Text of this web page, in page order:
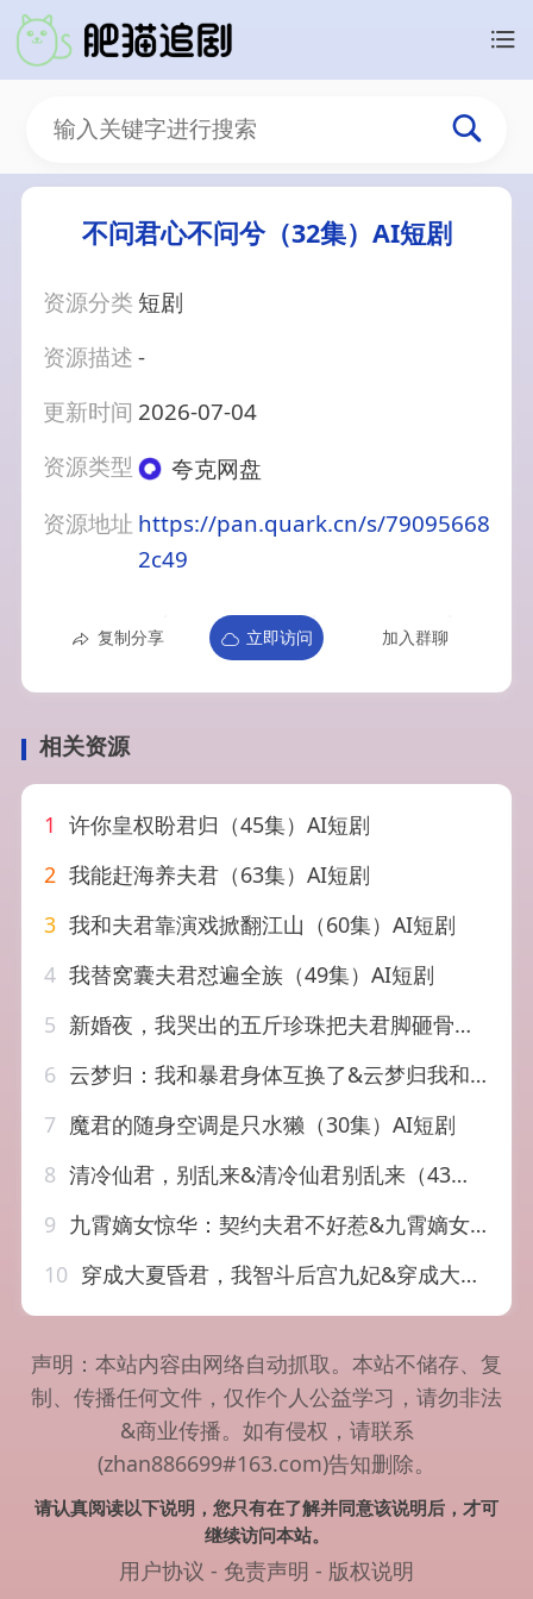
不问君心不问兮（32集）AI短剧
资源分类 短剧
资源描述-
更新时间 2026-07-04
资源类型
夸克网盘
资源地址 https://pan.quark.cn/s/79095668
2c49
复制分享 立即访问 加入群聊
相关资源
1 许你皇权盼君归（45集）AI短剧
2 我能赶海养夫君（63集）AI短剧
3 我和夫君靠演戏掀翻江山（60集）AI短剧
4 我替窝囊夫君怼遍全族（49集）AI短剧
5 新婚夜，我哭出的五斤珍珠把夫君脚砸骨折了&新婚夜我哭出的五斤珍珠把夫君脚砸骨折了（50集）AI短剧
6 云梦归：我和暴君身体互换了&云梦归我和暴君身体互换了（120集）AI短剧
7 魔君的随身空调是只水獭（30集）AI短剧
8 清冷仙君，别乱来&清冷仙君别乱来（43集）AI短剧
9 九霄嫡女惊华：契约夫君不好惹&九霄嫡女惊华契约夫君不好惹（105集）AI短剧
10 穿成大夏昏君，我智斗后宫九妃&穿成大夏昏君我智斗后宫九妃（121集）AI短剧
声明：本站内容由网络自动抓取。本站不储存、复
制、传播任何文件，仅作个人公益学习，请勿非法
&商业传播。如有侵权，请联系
(zhan886699#163.com)告知删除。
请认真阅读以下说明，您只有在了解并同意该说明后，才可
继续访问本站。
用户协议 - 免责声明 - 版权说明